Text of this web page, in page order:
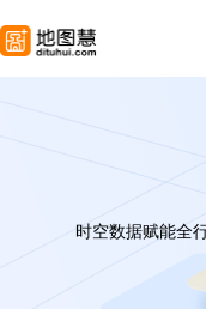
时空数据赋能全